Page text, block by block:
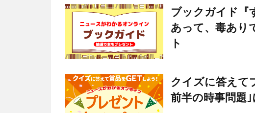
ブックガイド
あって、毒あり
ト
クイズに答え
前半の時事問題